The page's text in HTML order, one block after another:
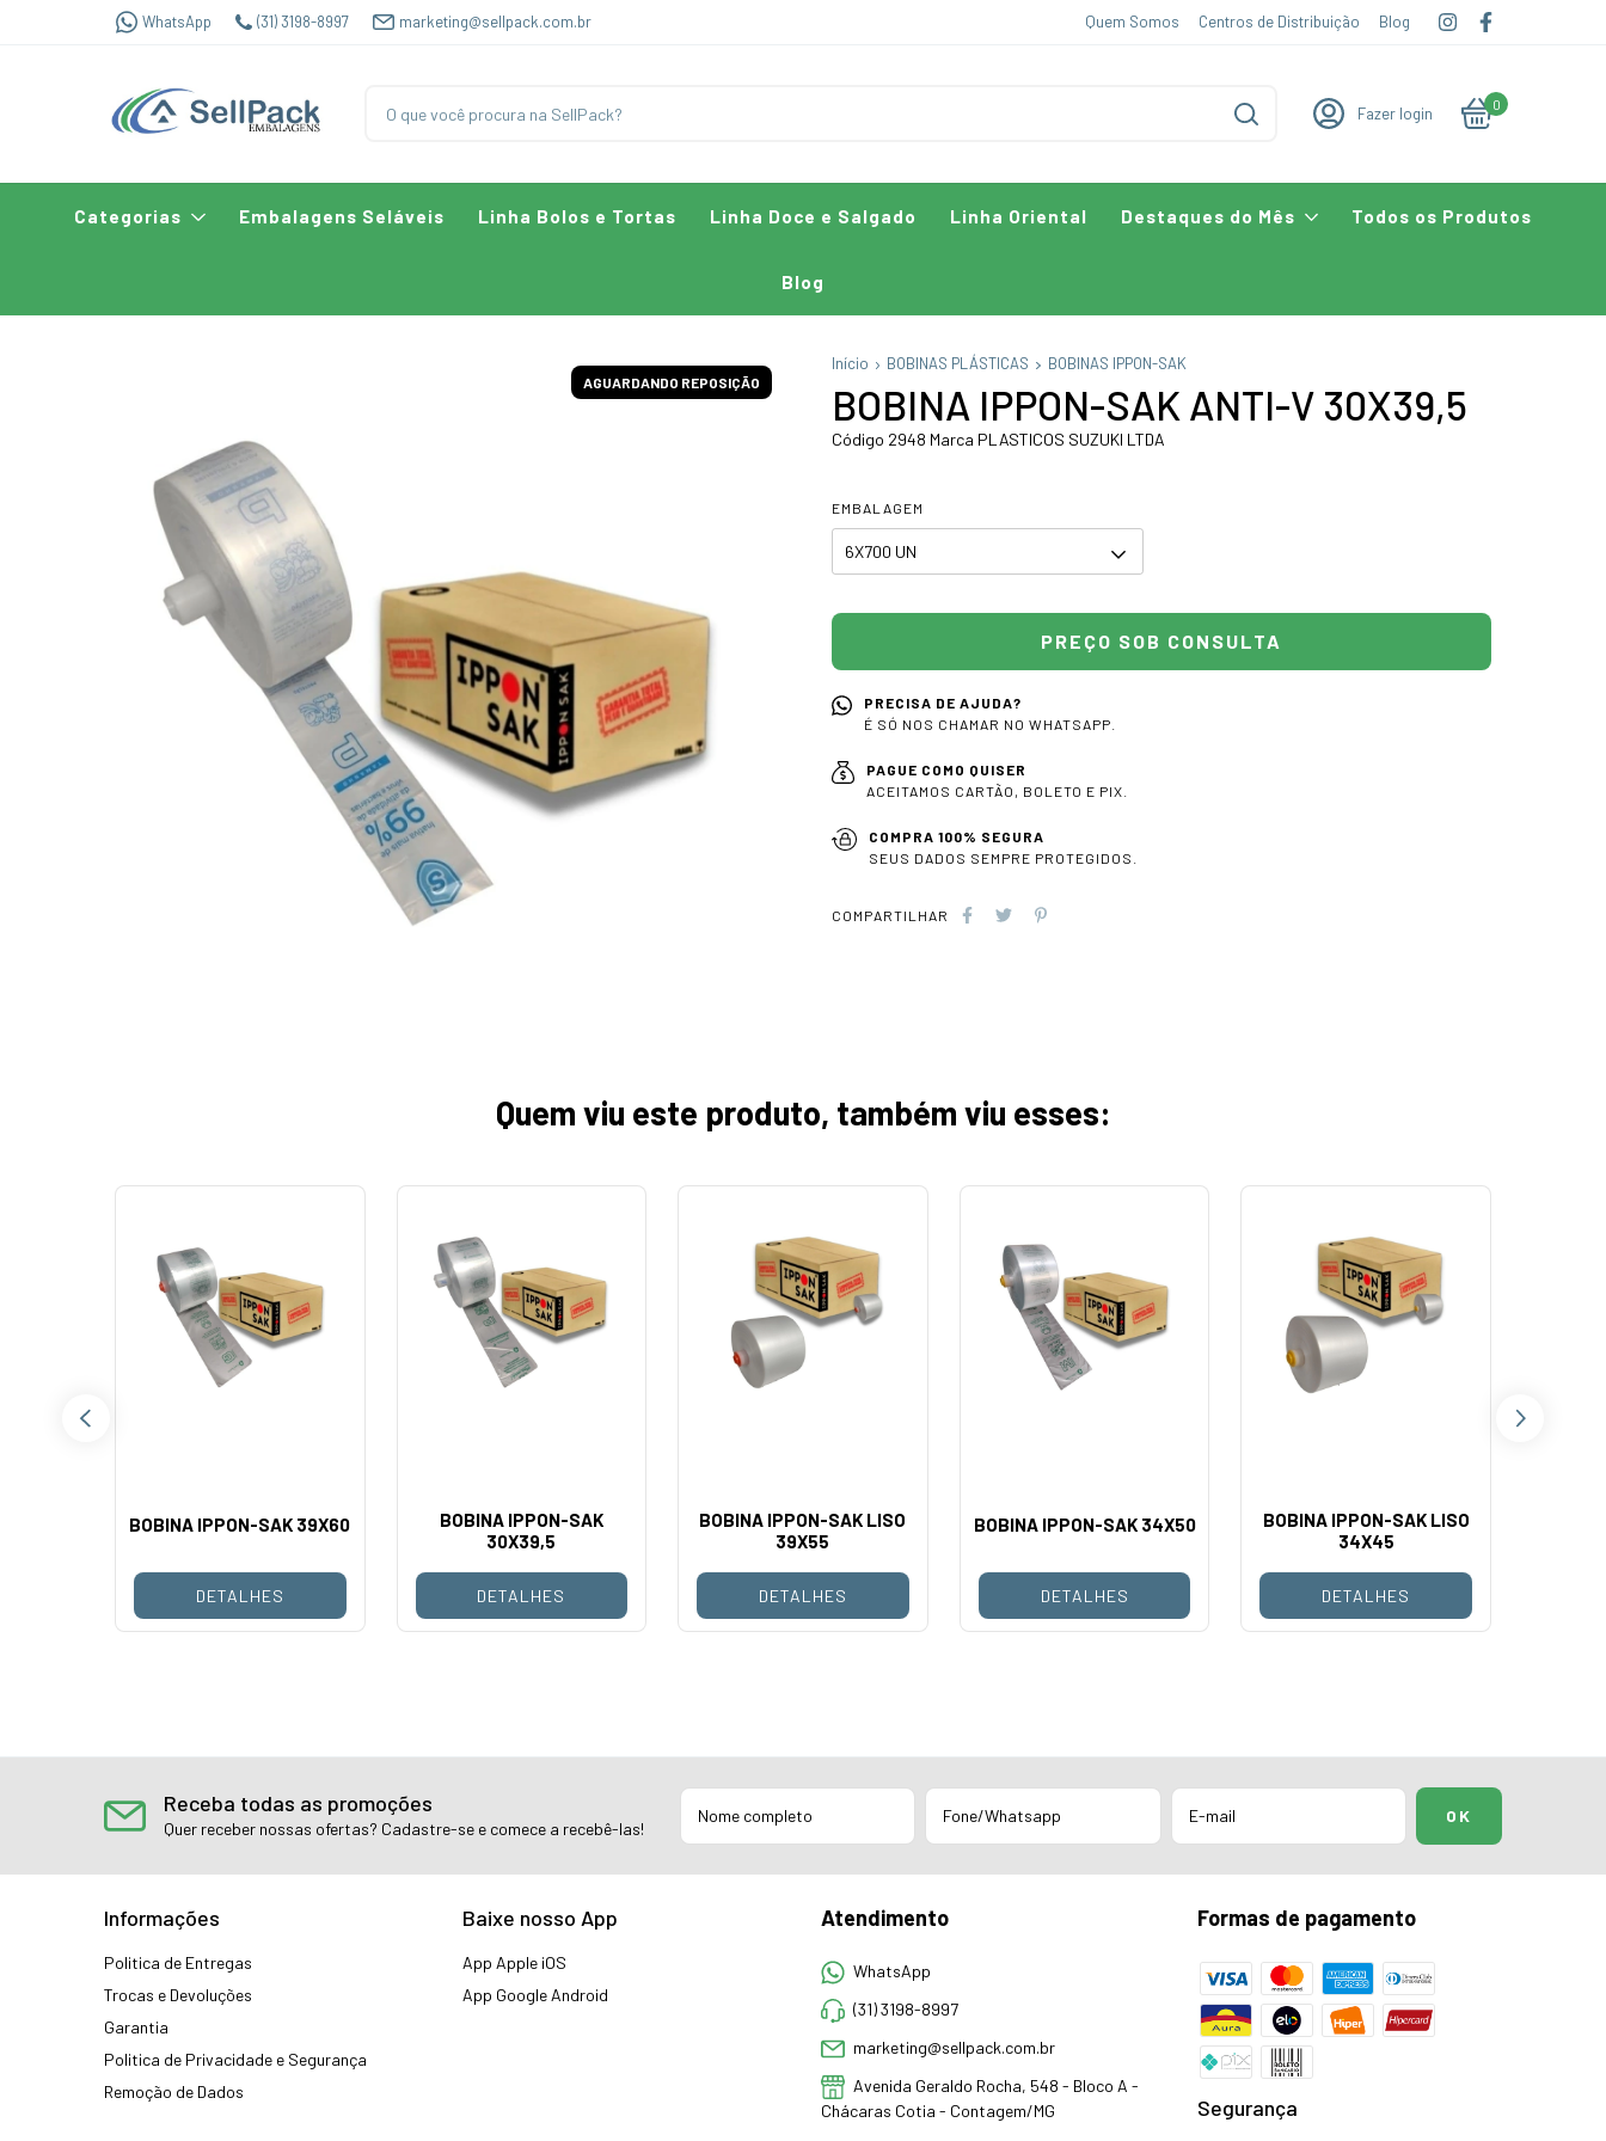
WhatsApp (31) 3198-8997 marketing@sellpack.com.br Quem Somos Centros de Distribuição Blog
Fazer login 0
Categorias Embalagens Seláveis Linha Bolos e Tortas Linha Doce e Salgado Linha Oriental Destaques do Mês Todos os Produtos
Blog
AGUARDANDO REPOSIÇÃO
Início BOBINAS PLÁSTICAS BOBINAS IPPON-SAK
BOBINA IPPON-SAK ANTI-V 30X39,5
Código 2948 Marca PLASTICOS SUZUKI LTDA
EMBALAGEM
PRECISA DE AJUDA?
É SÓ NOS CHAMAR NO WHATSAPP.
PAGUE COMO QUISER
ACEITAMOS CARTÃO, BOLETO E PIX.
COMPRA 100% SEGURA
SEUS DADOS SEMPRE PROTEGIDOS.
COMPARTILHAR
Quem viu este produto, também viu esses:
BOBINA IPPON-SAK 39X60
DETALHES
BOBINA IPPON-SAK
30X39,5
DETALHES
BOBINA IPPON-SAK LISO
39X55
DETALHES
BOBINA IPPON-SAK 34X50
DETALHES
BOBINA IPPON-SAK LISO
34X45
DETALHES
Receba todas as promoções
Quer receber nossas ofertas? Cadastre-se e comece a recebê-las!
Informações
Politica de Entregas
Trocas e Devoluções
Garantia
Politica de Privacidade e Segurança
Remoção de Dados
Baixe nosso App
App Apple iOS
App Google Android
Atendimento
WhatsApp
(31) 3198-8997
marketing@sellpack.com.br
Avenida Geraldo Rocha, 548 - Bloco A -
Chácaras Cotia - Contagem/MG
Formas de pagamento
Segurança